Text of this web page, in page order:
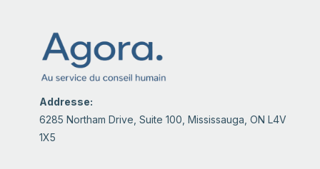
Addresse:
6285 Northam Drive, Suite 100, Mississauga, ON L4V
1X5